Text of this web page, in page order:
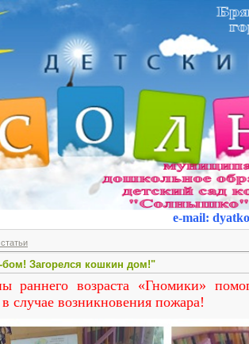
e-mail:
Загорелся кошкин дом!"
раннего возраста «Гномики»
случае возникновения пожара!